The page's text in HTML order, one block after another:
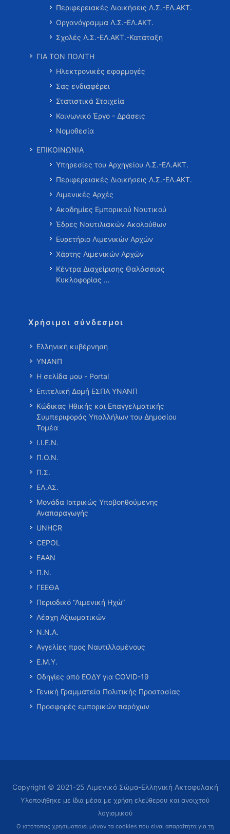
Περιφερειακές Διοικήσεις Λ.Σ.-ΕΛ.ΑΚΤ.
Οργανόγραμμα Λ.Σ.-ΕΛ.ΑΚΤ.
Σχολές Λ.Σ.-ΕΛ.ΑΚΤ.-Κατάταξη
ΓΙΑ ΤΟΝ ΠΟΛΙΤΗ
Ηλεκτρονικές εφαρμογές
Σας ενδιαφέρει
Στατιστικά Στοιχεία
Κοινωνικό Έργο - Δράσεις
Νομοθεσία
ΕΠΙΚΟΙΝΩΝΙΑ
Υπηρεσίες του Αρχηγείου Λ.Σ.-ΕΛ.ΑΚΤ.
Περιφερειακές Διοικήσεις Λ.Σ.-ΕΛ.ΑΚΤ.
Λιμενικές Αρχές
Ακαδημίες Εμπορικού Ναυτικού
Έδρες Ναυτιλιακών Ακολούθων
Ευρετήριο Λιμενικών Αρχών
Χάρτης Λιμενικών Αρχών
Κέντρα Διαχείρισης Θαλάσσιας
Κυκλοφορίας …
Χρήσιμοι σύνδεσμοι
Ελληνική κυβέρνηση
ΥΝΑΝΠ
Η σελίδα μου - Portal
Επιτελική Δομή ΕΣΠΑ ΥΝΑΝΠ
Κώδικας Ηθικής και Επαγγελματικής
Συμπεριφοράς Υπαλλήλων του Δημοσίου
Τομέα
Ι.Ι.Ε.Ν.
Π.Ο.Ν.
Π.Σ.
ΕΛ.ΑΣ.
Μονάδα Ιατρικώς Υποβοηθούμενης
Αναπαραγωγής
UNHCR
CEPOL
ΕΑΑΝ
Π.Ν.
ΓΕΕΘΑ
Περιοδικό “Λιμενική Ηχώ”
Λέσχη Αξιωματικών
Ν.Ν.Α.
Αγγελίες προς Ναυτιλλομένους
Ε.Μ.Υ.
Οδηγίες από ΕΟΔΥ για COVID-19
Γενική Γραμματεία Πολιτικής Προστασίας
Προσφορές εμπορικών παρόχων
Copyright © 2021-25 Λιμενικό Σώμα-Ελληνική Ακτοφυλακή
Υλοποιήθηκε με ίδια μέσα με χρήση ελεύθερου και ανοιχτού
λογισμικού
Ο ιστότοπος χρησιμοποιεί μόνον τα cookies που είναι απαραίτητα για τη